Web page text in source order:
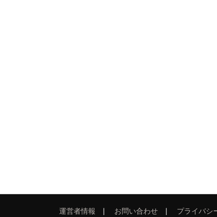
運営者情報 お問い合わせ プライバシ